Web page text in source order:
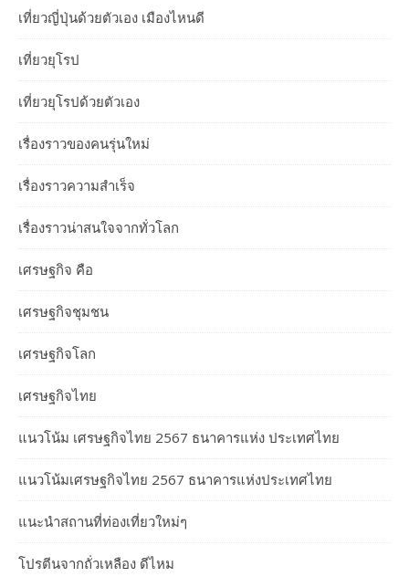
เที่ยวญี่ปุ่นด้วยตัวเอง เมืองไหนดี
เที่ยวยุโรป
เที่ยวยุโรปด้วยตัวเอง
เรื่องราวของคนรุ่นใหม่
เรื่องราวความสำเร็จ
เรื่องราวน่าสนใจจากทั่วโลก
เศรษฐกิจ คือ
เศรษฐกิจชุมชน
เศรษฐกิจโลก
เศรษฐกิจไทย
แนวโน้ม เศรษฐกิจไทย 2567 ธนาคารแห่ง ประเทศไทย
แนวโน้มเศรษฐกิจไทย 2567 ธนาคารแห่งประเทศไทย
แนะนำสถานที่ท่องเที่ยวใหม่ๆ
โปรตีนจากถั่วเหลือง ดีไหม